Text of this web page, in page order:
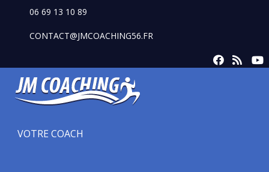
06 69 13 10 89
CONTACT@JMCOACHING56.FR
VOTRE COACH